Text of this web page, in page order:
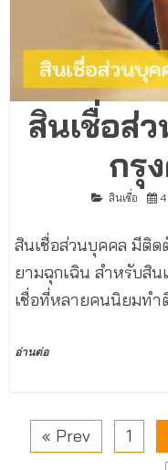
สินเชื่อส่
กรุ
สินเชื่อ 4
สินเชื่อส่วนบุคคล มีติด
ยามฉุกเฉิน สำหรับสิน
เชื่อที่หลายคนนิยมทำ
อ่านต่อ
« Prev 1